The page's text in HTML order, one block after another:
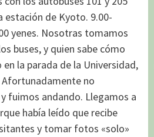
estación de Kyoto. 9.00-
yenes. Nosotras tomamos
buses, y quien sabe cómo
la parada de la Universidad,
no
fuimos andando. Llegamos a
había leído que recibe
y tomar fotos «solo»